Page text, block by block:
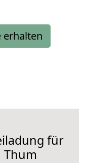
erhalten
für
Thum